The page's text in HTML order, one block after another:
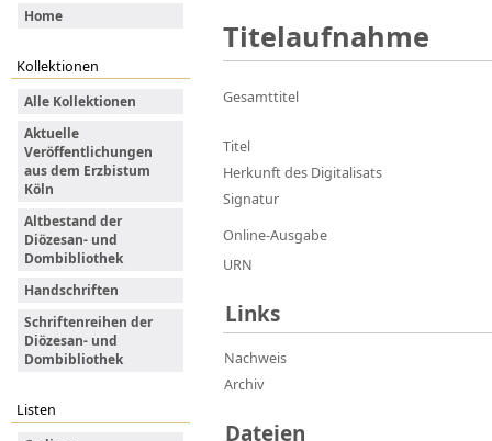
Home
Kollektionen
Alle Kollektionen
Aktuelle
Veröffentlichungen
aus dem Erzbistum
Köln
Altbestand der
Diözesan- und
Dombibliothek
Handschriften
Schriftenreihen der
Diözesan- und
Dombibliothek
Listen
Titelaufnahme
Gesamttitel
Titel
Herkunft des Digitalisats
Signatur
Online-Ausgabe
URN
Links
Nachweis
Archiv
Dateien